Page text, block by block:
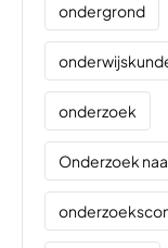
ondergrond
onderzoek
Onderzoek